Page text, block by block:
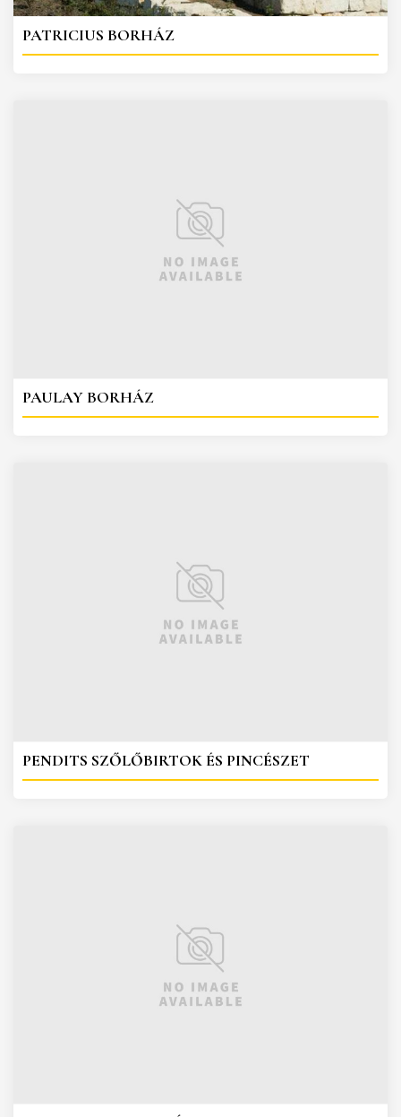
PATRICIUS BORHÁZ
PAULAY BORHÁZ
PENDITS SZŐLŐBIRTOK ÉS PINCÉSZET